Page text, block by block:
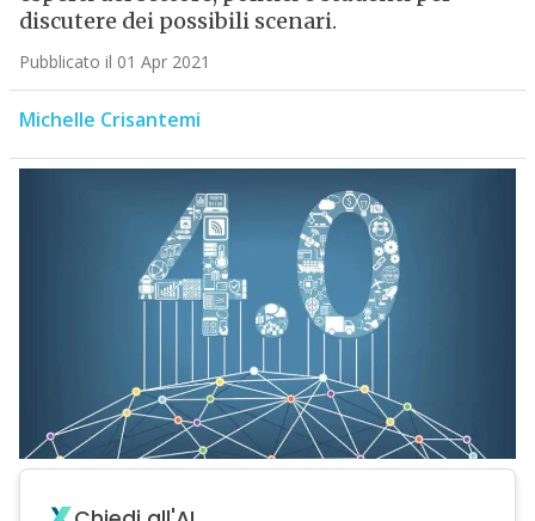
discutere dei possibili scenari.
Pubblicato il 01 Apr 2021
Michelle Crisantemi